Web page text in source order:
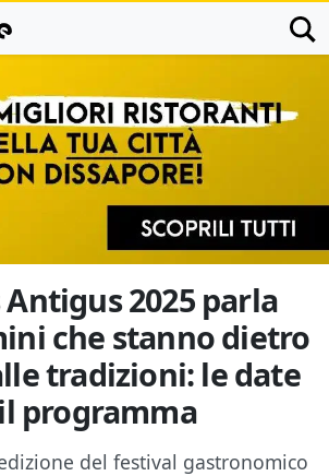
Antigus 2025 parla
che stanno dietro
tradizioni: le date
programma
del festival gastronomico